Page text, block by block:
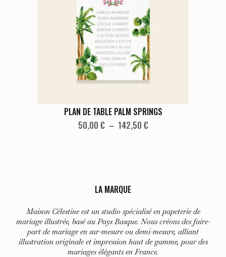
être
choisies
sur
PLAN DE TABLE PALM SPRINGS
50,00 € – 142,50 €Plage
LA MARQUE
Maison Célestine est un studio spécialisé en papeterie de
mariage illustrée, basé au Pays Basque. Nous créons des faire-
part de mariage en sur-mesure ou demi-mesure, alliant
illustration originale et impression haut de gamme, pour des
mariages élégants en France.